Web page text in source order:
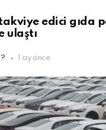
edici gıda
ulaştı
1 ay önce